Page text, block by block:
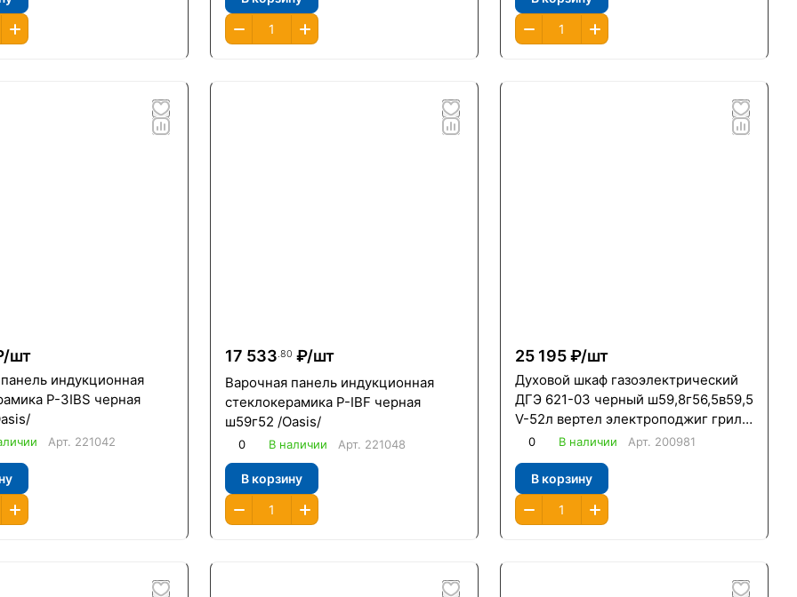
шт
индукционная
P-3IBS черная
Арт. 221042
17 533.80 ₽/шт
Варочная панель индукционная
стеклокерамика P-IBF черная
ш59г52 /Oasis/
0 В наличии Арт. 221048
В корзину
25 195 ₽/шт
Духовой шкаф газоэлектрический
ДГЭ 621-03 черный ш59,8г56,5в59,5
V-52л вертел электроподжиг гриль
электрический газ-контроль
0 В наличии Арт. 200981
В корзину